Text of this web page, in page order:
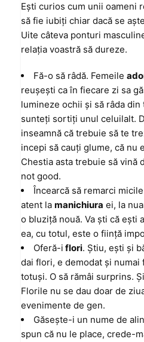
Eşti curios cum unii oameni
să fie iubiţi chiar dacă se
Uite câteva ponturi
relaţia voastră să dureze.
Fă-o să râdă. Femeile
reuşeşti ca în fiecare zi sa
lumineze ochii şi să râda din
sunteţi sortiţi unul celuilalt.
inseamnă că trebuie să te
incepi să cauţi glume, că nu e
Chestia asta trebuie să vină
not good.
Încearcă să remarci
atent la manichiura ei, la
o bluziţă nouă. Va şti că eşti
ea, cu totul, este o fiinţă
Oferă-i flori. Ştiu, eşti şi
dai flori, e demodat şi numai
totuşi. O să rămâi surprins.
Florile nu se dau doar de
evenimente de gen.
Găseşte-i un nume de
spun că nu le place, crede-